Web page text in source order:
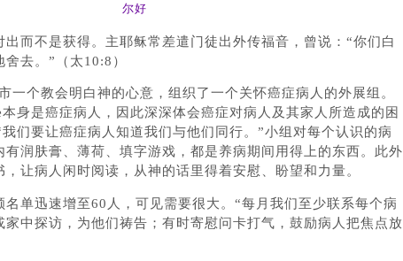
尔好
而不是获得。主耶稣常差遣门徒出外传福音，曾说：“你们白
去。”（太10:8）
一个教会明白神的心意，组织了一个关怀癌症病人的外展组。
身是癌症病人，因此深深体会癌症对病人及其家人所造成的困
们要让癌症病人知道我们与他们同行。”小组对每个认识的病
有润肤膏、薄荷、填字游戏，都是养病期间用得上的东西。此外
让病人闲时阅读，从神的话里得着安慰、盼望和力量。
名单迅速增至60人，可见需要很大。“每月我们至少联系每个病
家中探访，为他们祷告；有时寄慰问卡打气，鼓励病人把焦点放